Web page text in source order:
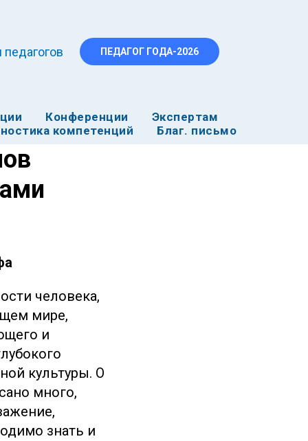
ПЕДАГОГ ГОДА-2026
Конференции
Экспертам
компетенций
Благ. письмо
человека,
мире,
и
культуры. О
много,
знать и